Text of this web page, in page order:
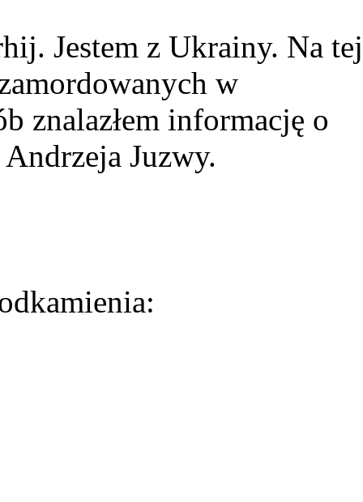
Jestem z Ukrainy. Na tej
w
znalazłem informację o
Juzwy.